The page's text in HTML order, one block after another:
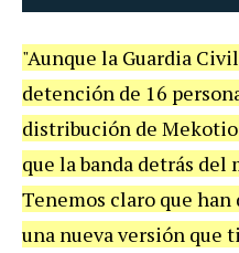
"Aunque la Guardia
detención de 16
distribución de
que la banda detrás del
Tenemos claro que
una nueva versión que